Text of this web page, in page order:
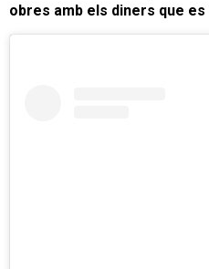
obres amb els diners que